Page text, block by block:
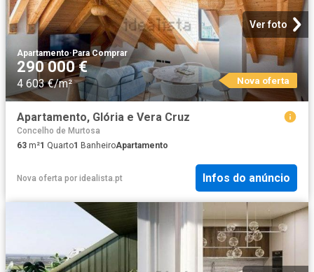
Ver foto
Apartamento· Para Comprar
290 000 €
4 603 €/m² Nova oferta
Apartamento, Glória e Vera Cruz
Concelho de Murtosa
63 m²1 Quarto1 BanheiroApartamento
Nova oferta por idealista.pt Infos do anúncio